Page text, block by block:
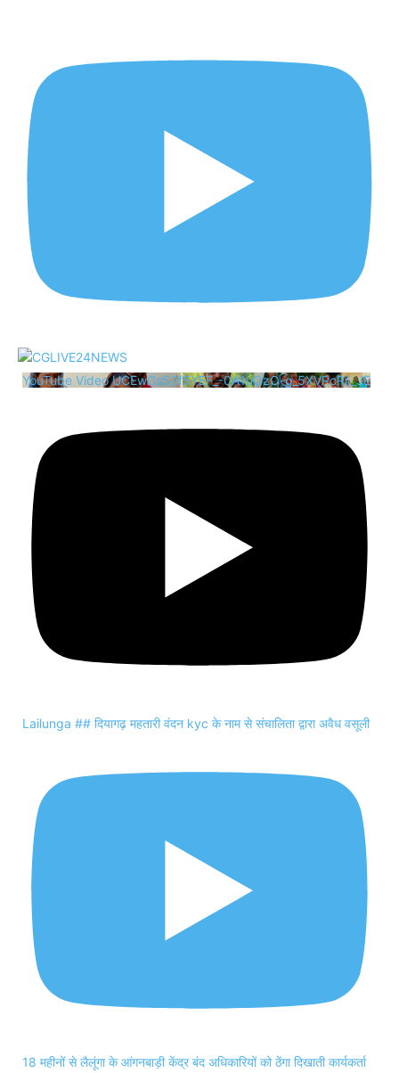
YouTube Video UCEwCsS3f5YEF_-0A1uOzO-g_5XVRcRii_JE
Lailunga ## दियागढ़ महतारी वंदन kyc के नाम से संचालिता द्वारा अवैध वसूली
18 महीनों से लैलूंगा के आंगनबाड़ी केंद्र बंद अधिकारियों को ठेंगा दिखाती कार्यकर्ता